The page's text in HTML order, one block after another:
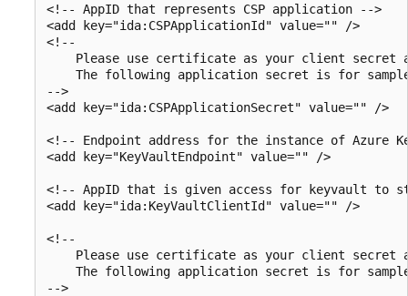
<!-- AppID that represents CSP application -->
<add key="ida:CSPApplicationId" value="" />
<!--
Please use certificate as your client secret
The following application secret is for
-->
<add key="ida:CSPApplicationSecret" value="" />
<!-- Endpoint address for the instance of Azure
<add key="KeyVaultEndpoint" value="" />
<!-- AppID that is given access for keyvault to
<add key="ida:KeyVaultClientId" value="" />
<!--
Please use certificate as your client secret
The following application secret is for
-->